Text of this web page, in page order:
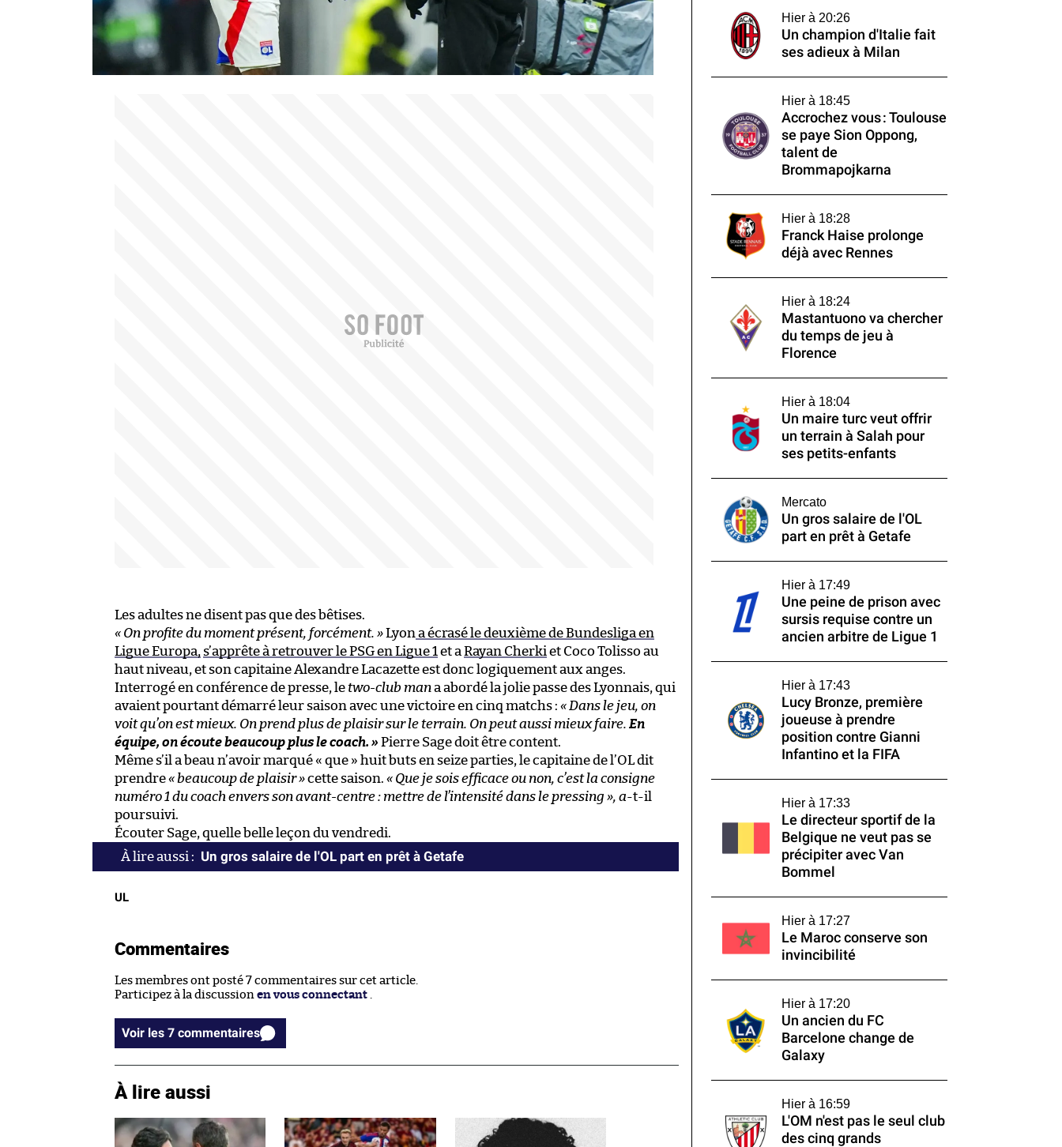
Les adultes ne disent pas que des bêtises.
« On profite du moment présent, forcément. »Lyon a écrasé le deuxième de Bundesliga en
Ligue Europa, s’apprête à retrouver le PSG en Ligue 1 et a Rayan Cherki et Coco Tolisso au
haut niveau, et son capitaine Alexandre Lacazette est donc logiquement aux anges.
Interrogé en conférence de presse, letwo-club mana abordé la jolie passe des Lyonnais, qui
avaient pourtant démarré leur saison avec une victoire en cinq matchs : « Dans le jeu, on
voit qu’on est mieux. On prend plus de plaisir sur le terrain. On peut aussi mieux faire. En
équipe, on écoute beaucoup plus le coach. » Pierre Sage doit être content.
Même s’il a beau n’avoir marqué « que » huit buts en seize parties, le capitaine de l’OL dit
prendre« beaucoup de plaisir »cette saison. « Que je sois efficace ou non, c’est la consigne
numéro 1 du coach envers son avant-centre : mettre de l’intensité dans le pressing », a-t-il
poursuivi.
Écouter Sage, quelle belle leçon du vendredi.
Un gros salaire de l'OL part en prêt à Getafe
UL
Commentaires
Les membres ont posté 7 commentaires sur cet article.
Participez à la discussion en vous connectant .
Voir les 7 commentaires
À lire aussi
Hier à 20:26
Un champion d'Italie fait
ses adieux à Milan
Hier à 18:45
Accrochez vous : Toulouse
se paye Sion Oppong,
talent de
Brommapojkarna
Hier à 18:28
Franck Haise prolonge
déjà avec Rennes
Hier à 18:24
Mastantuono va chercher
du temps de jeu à
Florence
Hier à 18:04
Un maire turc veut offrir
un terrain à Salah pour
ses petits-enfants
Mercato
Un gros salaire de l'OL
part en prêt à Getafe
Hier à 17:49
Une peine de prison avec
sursis requise contre un
ancien arbitre de Ligue 1
Hier à 17:43
Lucy Bronze, première
joueuse à prendre
position contre Gianni
Infantino et la FIFA
Hier à 17:33
Le directeur sportif de la
Belgique ne veut pas se
précipiter avec Van
Bommel
Hier à 17:27
Le Maroc conserve son
invincibilité
Hier à 17:20
Un ancien du FC
Barcelone change de
Galaxy
Hier à 16:59
L'OM n'est pas le seul club
des cinq grands